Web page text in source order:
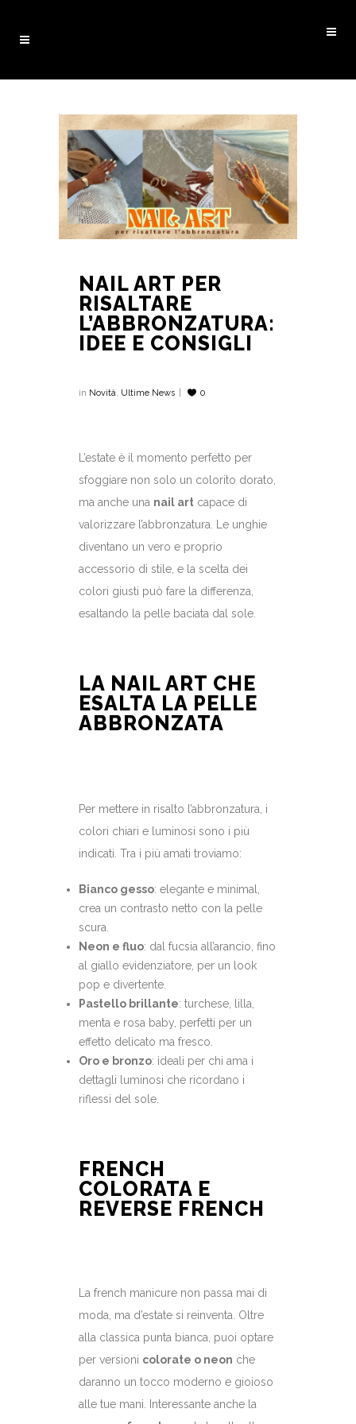
NAIL ART PER
RISALTARE
L’ABBRONZATURA:
IDEE E CONSIGLI
in Novità, Ultime News 0
L’estate è il momento perfetto per
sfoggiare non solo un colorito dorato,
ma anche una nail art capace di
valorizzare l’abbronzatura. Le unghie
diventano un vero e proprio
accessorio di stile, e la scelta dei
colori giusti può fare la differenza,
esaltando la pelle baciata dal sole.
LA NAIL ART CHE
ESALTA LA PELLE
ABBRONZATA
Per mettere in risalto l’abbronzatura, i
colori chiari e luminosi sono i più
indicati. Tra i più amati troviamo:
Bianco gesso: elegante e minimal,
crea un contrasto netto con la pelle
scura.
Neon e fluo: dal fucsia all’arancio, fino
al giallo evidenziatore, per un look
pop e divertente.
Pastello brillante: turchese, lilla,
menta e rosa baby, perfetti per un
effetto delicato ma fresco.
Oro e bronzo: ideali per chi ama i
dettagli luminosi che ricordano i
riflessi del sole.
FRENCH
COLORATA E
REVERSE FRENCH
La french manicure non passa mai di
moda, ma d’estate si reinventa. Oltre
alla classica punta bianca, puoi optare
per versioni colorate o neon che
daranno un tocco moderno e gioioso
alle tue mani. Interessante anche la